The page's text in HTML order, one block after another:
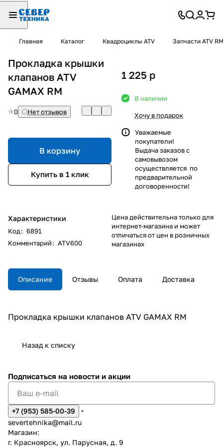
Главная Каталог Квадроциклы ATV Запчасти ATV
Прокладка крышки
клапанов ATV
GAMAX RM
0 Нет отзывов
В корзину
Купить в 1 клик
Характеристики
Код: 6891
Комментарий: ATV600
1 225 p
В наличии
Хочу в подарок
Уважаемые
покупатели!
Выдача заказов с
самовывозом
осуществляется по
предварительной
договоренности!
Цена действительна только для
интернет-магазина и может
отличаться от цен в розничных
магазинах
Описание Отзывы Оплата Доставка
Прокладка крышки клапанов ATV GAMAX RM
Назад к списку
Подписаться на новости и акции
+7 (953) 585-00-39
severtehnika@mail.ru
Магазин:
г. Красноярск, ул. Парусная, д. 9